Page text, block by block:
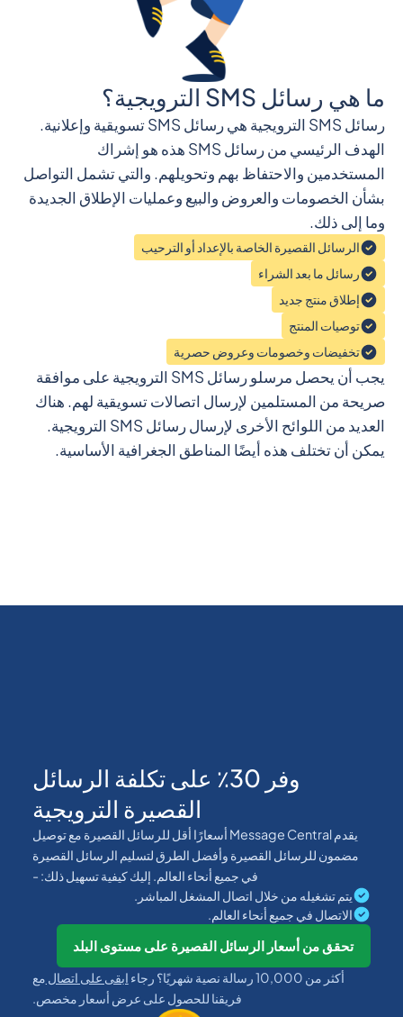
ما هي رسائل SMS الترويجية؟
رسائل SMS الترويجية هي رسائل SMS تسويقية وإعلانية.
الهدف الرئيسي من رسائل SMS هذه هو إشراك
المستخدمين والاحتفاظ بهم وتحويلهم. والتي تشمل التواصل
بشأن الخصومات والعروض والبيع وعمليات الإطلاق الجديدة
وما إلى ذلك.
الرسائل القصيرة الخاصة بالإعداد أو الترحيب
رسائل ما بعد الشراء
إطلاق منتج جديد
توصيات المنتج
تخفيضات وخصومات وعروض حصرية
يجب أن يحصل مرسلو رسائل SMS الترويجية على موافقة
صريحة من المستلمين لإرسال اتصالات تسويقية لهم. هناك
العديد من اللوائح الأخرى لإرسال رسائل SMS الترويجية.
يمكن أن تختلف هذه أيضًا المناطق الجغرافية الأساسية.
وفر 30٪ على تكلفة الرسائل
القصيرة الترويجية
يقدم Message Central أسعارًا أقل للرسائل القصيرة مع توصيل
مضمون للرسائل القصيرة وأفضل الطرق لتسليم الرسائل القصيرة
في جميع أنحاء العالم. إليك كيفية تسهيل ذلك: -
يتم تشغيله من خلال اتصال المشغل المباشر.
الاتصال في جميع أنحاء العالم.
تحقق من أسعار الرسائل القصيرة على مستوى البلد
أكثر من 10,000 رسالة نصية شهريًا؟ رجاء
ابقى على اتصال مع
فريقنا للحصول على عرض أسعار مخصص.